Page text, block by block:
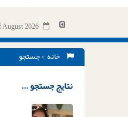
August 2026
خانه > جستجو
نتایج جستجو ...